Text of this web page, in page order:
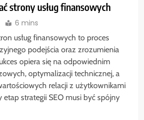
strony usług finansowych
6 mins
usług finansowych to proces
podejścia oraz zrozumienia
opiera się na odpowiednim
optymalizacji technicznej, a
relacji z użytkownikami
etap strategii SEO musi być spójny